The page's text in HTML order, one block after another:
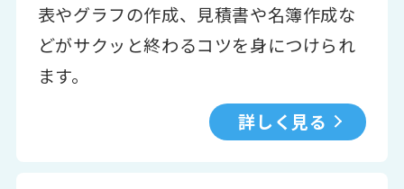
表やグラフの作成、見積書や名簿作成な
どがサクッと終わるコツを身につけられ
ます。
詳しく見る